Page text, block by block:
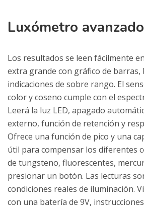
Luxómetro avanzado
Los resultados se leen fácilmente
extra grande con gráfico de barras,
indicaciones de sobre rango. El
color y coseno cumple con el
Leerá la luz LED, apagado
externo, función de retención y
Ofrece una función de pico y una
útil para compensar los diferentes
de tungsteno, fluorescentes,
presionar un botón. Las lecturas
condiciones reales de iluminación.
con una batería de 9V,